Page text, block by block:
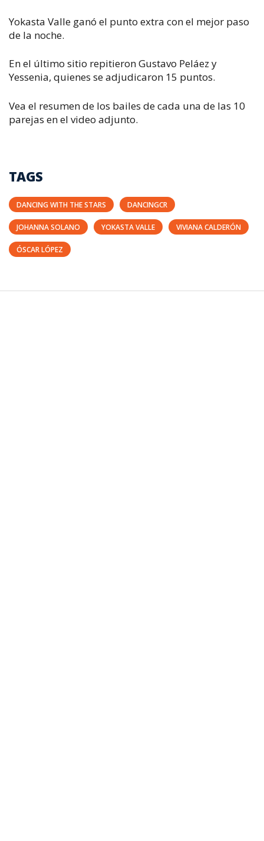
Yokasta Valle ganó el punto extra con el mejor paso
de la noche.
En el último sitio repitieron Gustavo Peláez y
Yessenia, quienes se adjudicaron 15 puntos.
Vea el resumen de los bailes de cada una de las 10
parejas en el video adjunto.
TAGS
DANCING WITH THE STARS DANCINGCR
JOHANNA SOLANO YOKASTA VALLE VIVIANA CALDERÓN
ÓSCAR LÓPEZ